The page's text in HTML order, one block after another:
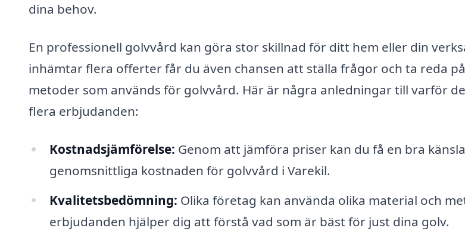
dina behov.
En professionell golvvård kan göra stor skillnad för ditt hem eller din
inhämtar flera offerter får du även chansen att ställa frågor och ta reda
metoder som används för golvvård. Här är några anledningar till varför
flera erbjudanden:
Kostnadsjämförelse: Genom att jämföra priser kan du få en bra
genomsnittliga kostnaden för golvvård i Varekil.
Kvalitetsbedömning: Olika företag kan använda olika material och
erbjudanden hjälper dig att förstå vad som är bäst för just dina golv.